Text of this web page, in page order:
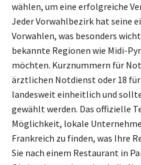
wählen, um eine erfolgreiche
Jeder Vorwahlbezirk hat seine
Vorwahlen, was besonders
bekannte Regionen wie Midi-
möchten. Kurznummern für
ärztlichen Notdienst oder 18 für
landesweit einheitlich und
gewählt werden. Das offizielle
Möglichkeit, lokale
Frankreich zu finden, was Ihre
Sie nach einem Restaurant in